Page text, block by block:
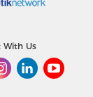
With Us